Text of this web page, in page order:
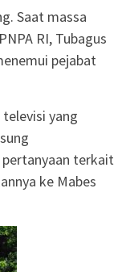
Saat massa
RI, Tubagus
pejabat
yang
terkait
ke Mabes